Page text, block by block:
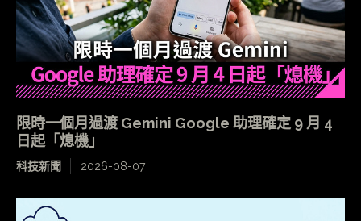
限時一個月過渡 Gemini Google 助理確定 9 月 4
日起「熄機」
科技新聞 2026-08-07